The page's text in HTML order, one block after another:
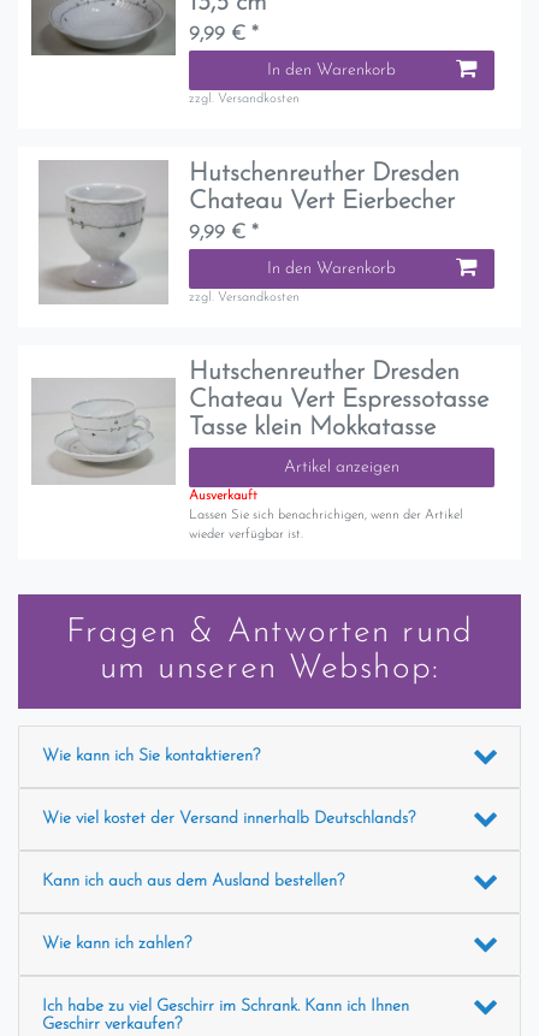
9,99 € *
In den Warenkorb
zzgl. Versandkosten
Hutschenreuther Dresden
Chateau Vert Eierbecher
9,99 € *
In den Warenkorb
zzgl. Versandkosten
Hutschenreuther Dresden
Chateau Vert Espressotasse
Tasse klein Mokkatasse
Artikel anzeigen
Ausverkauft
Lassen Sie sich benachrichigen, wenn der Artikel
wieder verfügbar ist.
Fragen & Antworten rund
um unseren Webshop:
Wie kann ich Sie kontaktieren?
Wie viel kostet der Versand innerhalb Deutschlands?
Kann ich auch aus dem Ausland bestellen?
Wie kann ich zahlen?
Ich habe zu viel Geschirr im Schrank. Kann ich Ihnen
Geschirr verkaufen?